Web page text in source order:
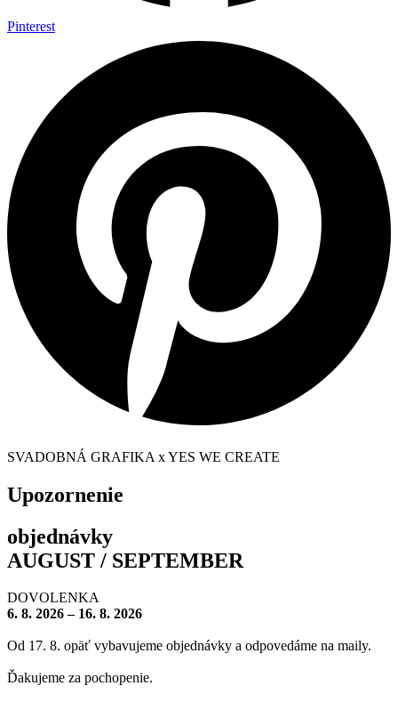
Pinterest
SVADOBNÁ GRAFIKA x YES WE CREATE
Upozornenie
objednávky
AUGUST / SEPTEMBER
DOVOLENKA
6. 8. 2026 – 16. 8. 2026
Od 17. 8. opäť vybavujeme objednávky a odpovedáme na maily.
Ďakujeme za pochopenie.